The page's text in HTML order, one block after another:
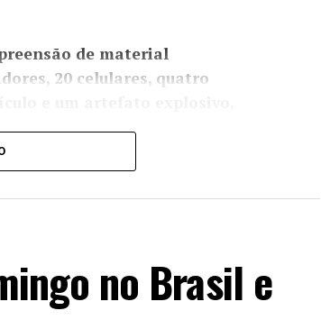
de material
20 celulares, quatro
clandestina, e equipes da Delegacia
(DRCPIM) fecharam uma loja de
da Polícia Militar apreenderam
de mata fechada,três criminosos
na Barra da Tijuca.
no Brasil e